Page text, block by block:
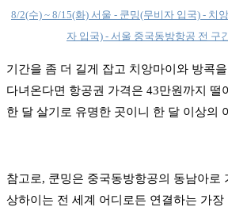
8/2(수) ~ 8/15(화) 서울 - 쿤밍(무비자 입국) - 치
자 입국) - 서울 중국동방항공 전 구
기간을 좀 더 길게 잡고 치앙마이와 방콕
다녀온다면 항공권 가격은 43만원까지 떨
한 달 살기로 유명한 곳이니 한 달 이상의
참고로, 쿤밍은 중국동방항공의 동남아로
상하이는 전 세계 어디로든 연결하는 가